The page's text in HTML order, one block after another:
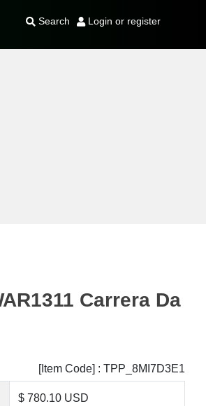
Search Login or register
Carrera Da
[Item Code] : TPP_8MI7D3E1
$ 780.10 USD